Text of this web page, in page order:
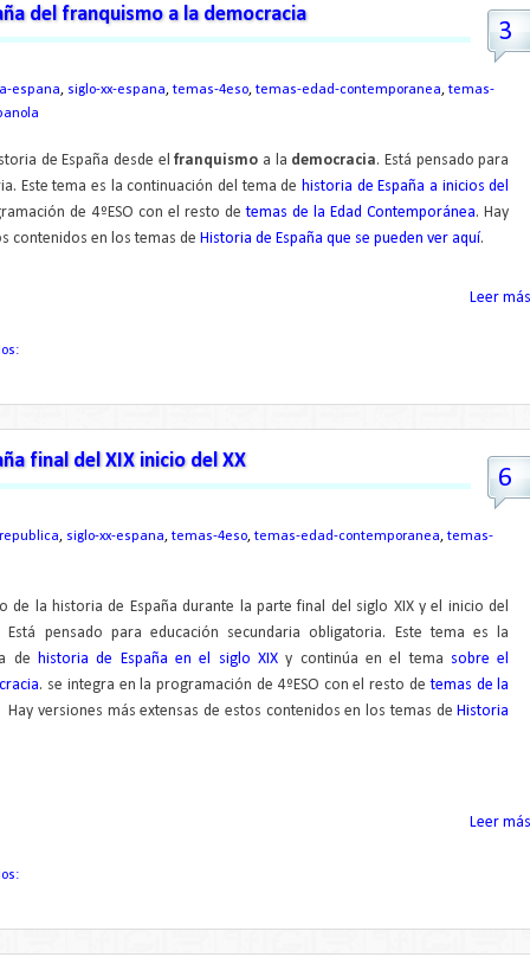
3
del franquismo a la democracia
espana, siglo-xx-espana, temas-4eso, temas-edad-contemporanea, temas-
de España desde elfranquismo a la democracia. Está pensado para
Este tema es la continuación del tema de historia de España a inicios del
de 4ºESO con el resto detemas de la Edad Contemporánea. Hay
contenidos en los temas de Historia de España que se pueden ver aquí.
Leer
6
final del XIX inicio del XX
, siglo-xx-espana, temas-4eso, temas-edad-contemporanea, temas-
de la historia de España durante la parte final del siglo XIX y el inicio del
Está pensado para educación secundaria obligatoria. Este tema es la
de
historia de España en el siglo XIX y continúa en el tema sobre el
. se integra en la programación de 4ºESO con el resto detemas de la
Hay versiones más extensas de estos contenidos en los temas de Historia
Leer